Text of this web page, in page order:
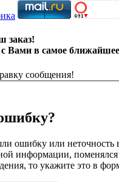
заказ!
Вами в самое
сообщения!
ошибку или неточность
информации, поменялся
то укажите это в